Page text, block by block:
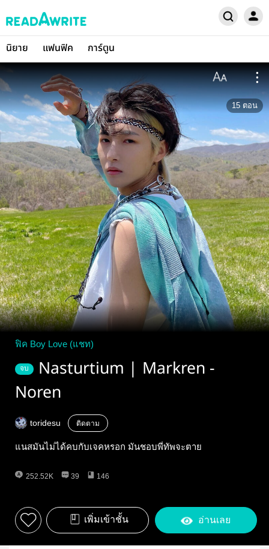
นิยาย แฟนฟิค การ์ตูน
15 ตอน
ฟิค Boy Love (แชท)
จบ
Nasturtium | Markren -
Noren
toridesu ติดตาม
แนสมันไม่ได้คบกับเจคหรอก มันชอบพี่ทัพจะตาย
252.52K 39 146
เพิ่มเข้าชั้น อ่านเลย